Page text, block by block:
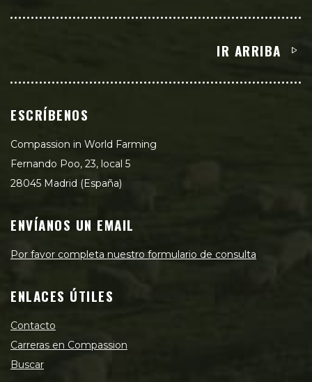
IR ARRIBA
ESCRÍBENOS
Compassion in World Farming
Fernando Poo, 23, local 5
28045 Madrid (España)
ENVÍANOS UN EMAIL
Por favor completa nuestro formulario de consulta
ENLACES ÚTILES
Contacto
Carreras en Compassion
Buscar